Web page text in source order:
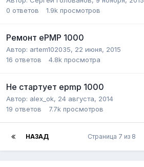
0 ответов 1.9k просмотров
Ремонт ePMP 1000
Автор: artem102035, 22 июня, 2015
16 ответов 4.8k просмотра
Не стартует epmp 1000
Автор: alex_ok, 24 августа, 2014
19 ответов 7.7k просмотров
НАЗАД Страница 7 из 8